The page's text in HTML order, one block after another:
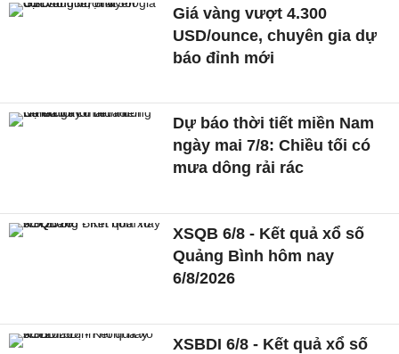
Giá vàng vượt 4.300
USD/ounce, chuyên gia dự
báo đỉnh mới
Dự báo thời tiết miền Nam
ngày mai 7/8: Chiều tối có
mưa dông rải rác
XSQB 6/8 - Kết quả xổ số
Quảng Bình hôm nay
6/8/2026
XSBDI 6/8 - Kết quả xổ số